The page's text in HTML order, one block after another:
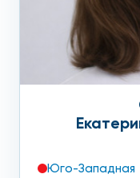
Юго-Западная